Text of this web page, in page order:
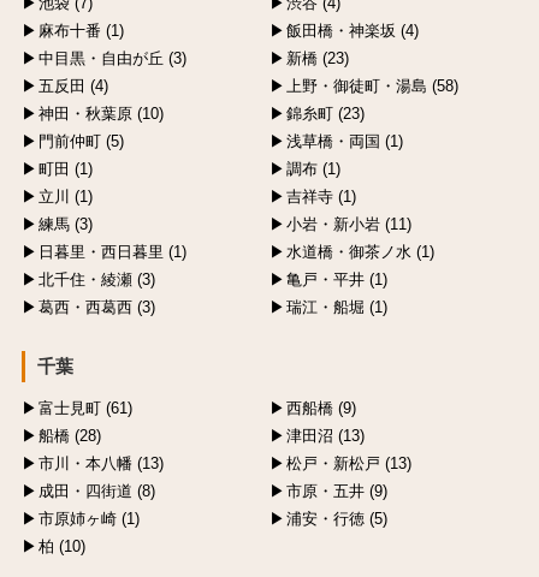
麻布十番 (1)
飯田橋・神楽坂 (4)
中目黒・自由が丘 (3)
新橋 (23)
五反田 (4)
上野・御徒町・湯島 (58)
神田・秋葉原 (10)
錦糸町 (23)
門前仲町 (5)
浅草橋・両国 (1)
町田 (1)
調布 (1)
立川 (1)
吉祥寺 (1)
練馬 (3)
小岩・新小岩 (11)
日暮里・西日暮里 (1)
水道橋・御茶ノ水 (1)
北千住・綾瀬 (3)
亀戸・平井 (1)
葛西・西葛西 (3)
瑞江・船堀 (1)
千葉
富士見町 (61)
西船橋 (9)
船橋 (28)
津田沼 (13)
市川・本八幡 (13)
松戸・新松戸 (13)
成田・四街道 (8)
市原・五井 (9)
市原姉ヶ崎 (1)
浦安・行徳 (5)
柏 (10)